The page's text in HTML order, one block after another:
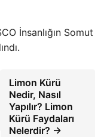
İnsanlığın Somut
Limon Kürü
Nedir, Nasıl
Yapılır? Limon
Kürü Faydaları
Nelerdir? →